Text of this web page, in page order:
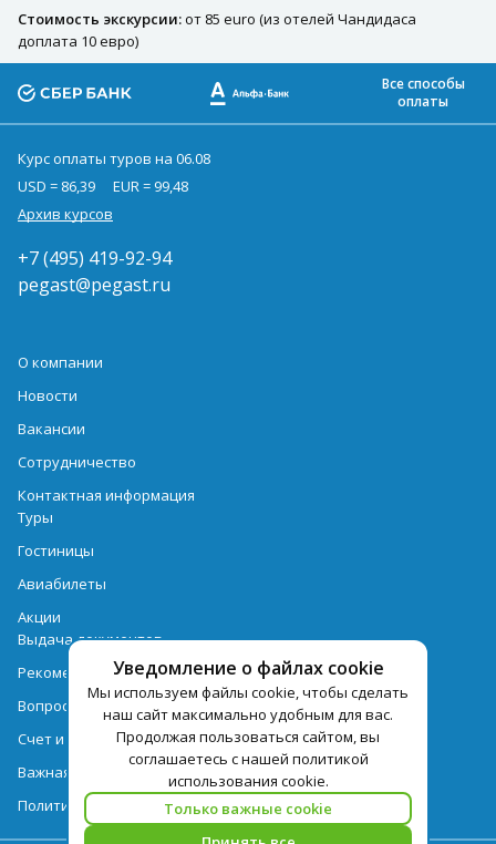
Стоимость экскурсии:от 85 euro (из отелей Чандидаса
доплата 10 евро)
Уведомление о файлах cookie
Мы используем файлы cookie, чтобы сделать
наш сайт максимально удобным для вас.
Продолжая пользоваться сайтом, вы
соглашаетесь с нашей политикой
использования cookie.
Только важные cookie
Все способы
оплаты
Курс оплаты туров на 06.08
USD = 86,39
EUR = 99,48
Архив курсов
+7 (495) 419-92-94
pegast@pegast.ru
О компании
Новости
Вакансии
Сотрудничество
Контактная информация
Туры
Гостиницы
Авиабилеты
Акции
Выдача документов
Рекомендации
Вопрос-ответ
Счет и оплата
Важная информация по турпродукту
Политика обработки персональных данных